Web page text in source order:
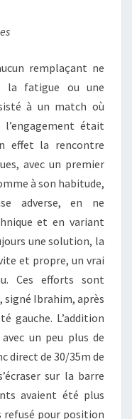
remplaçant ne
la fatigue ou une
à un match où
était
effet la rencontre
avec un premier
à son habitude,
adverse, en ne
et en variant
une solution, la
et propre, un vrai
Ces efforts sont
signé Ibrahim, après
gauche. L’addition
un peu plus de
direct de 30/35m de
sur la barre
avaient été plus
refusé pour position